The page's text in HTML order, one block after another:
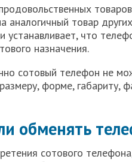
аналогичный товар
устанавливает, что
назначения.
сотовый телефон не
форме, габариту,
обменять
сотового